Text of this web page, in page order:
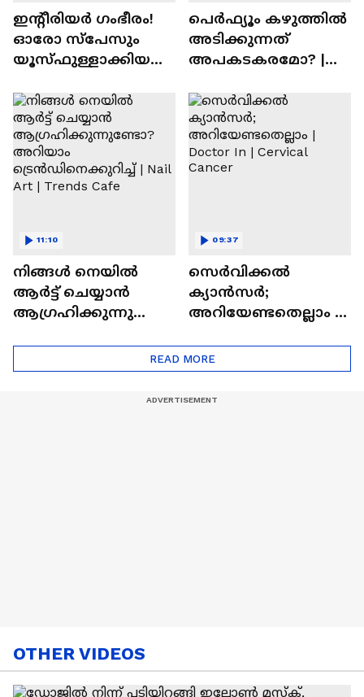
ഇന്റീരിയർ ഗംഭീരം!
ഓരോ സ്‌പേസും
യൂസ്ഫുള്ളാക്കിയ
പെർഫ്യൂം കഴുത്തിൽ
അടിക്കുന്നത്
അപകടകരമോ? |
നിങ്ങൾ നെയിൽ
ആർട്ട് ചെയ്യാൻ
ആഗ്രഹിക്കുന്നുണ്ടോ
ട്രെൻഡിനെക്കുറിച്ച് |
Nail Art | Trends Cafe
11:10
സെർവിക്കൽ
ക്യാൻസർ;
അറിയേണ്ടതെല്ലാം |
Cancer
09:37
READ MORE
OTHER VIDEOS